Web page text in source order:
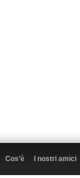
Cos’è I nostri amici